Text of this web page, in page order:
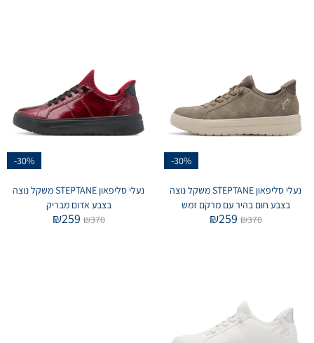
-30%
נעלי סליפאון STEPTANE משקל נוצה
בצבע חום בהיר עם מרקם זמש
₪370
₪259
-30%
נעלי סליפאון STEPTANE משקל נוצה
בצבע אדום מבריק
₪370
₪259